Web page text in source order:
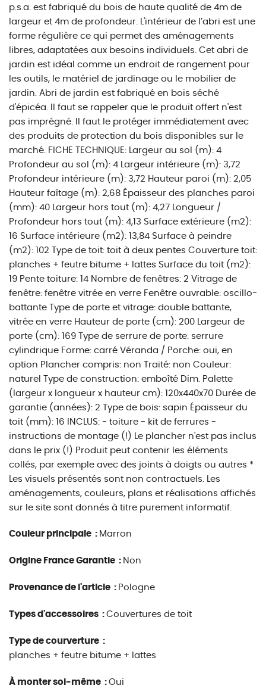
p.s.a. est fabriqué du bois de haute qualité de 4m de
largeur et 4m de profondeur. L'intérieur de l’abri est une
forme régulière ce qui permet des aménagements
libres, adaptatées aux besoins individuels. Cet abri de
jardin est idéal comme un endroit de rangement pour
les outils, le matériel de jardinage ou le mobilier de
jardin. Abri de jardin est fabriqué en bois séché
d'épicéa. Il faut se rappeler que le produit offert n'est
pas imprégné. Il faut le protéger immédiatement avec
des produits de protection du bois disponibles sur le
marché. FICHE TECHNIQUE: Largeur au sol (m): 4
Profondeur au sol (m): 4 Largeur intérieure (m): 3,72
Profondeur intérieure (m): 3,72 Hauteur paroi (m): 2,05
Hauteur faîtage (m): 2,68 Épaisseur des planches paroi
(mm): 40 Largeur hors tout (m): 4,27 Longueur /
Profondeur hors tout (m): 4,13 Surface extérieure (m2):
16 Surface intérieure (m2): 13,84 Surface à peindre
(m2): 102 Type de toit: toit à deux pentes Couverture toit:
planches + feutre bitume + lattes Surface du toit (m2):
19 Pente toiture: 14 Nombre de fenêtres: 2 Vitrage de
fenêtre: fenêtre vitrée en verre Fenêtre ouvrable: oscillo-
battante Type de porte et vitrage: double battante,
vitrée en verre Hauteur de porte (cm): 200 Largeur de
porte (cm): 169 Type de serrure de porte: serrure
cylindrique Forme: carré Véranda / Porche: oui, en
option Plancher compris: non Traité: non Couleur:
naturel Type de construction: emboîté Dim. Palette
(largeur x longueur x hauteur cm): 120x440x70 Durée de
garantie (années): 2 Type de bois: sapin Épaisseur du
toit (mm): 16 INCLUS: - toiture - kit de ferrures -
instructions de montage (!) Le plancher n'est pas inclus
dans le prix (!) Produit peut contenir les éléments
collés, par exemple avec des joints à doigts ou autres *
Les visuels présentés sont non contractuels. Les
aménagements, couleurs, plans et réalisations affichés
sur le site sont donnés à titre purement informatif.
Couleur principale : Marron
Origine France Garantie : Non
Provenance de l'article : Pologne
Types d'accessoires : Couvertures de toit
Type de courverture :
planches + feutre bitume + lattes
À monter soi-même : Oui